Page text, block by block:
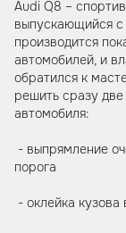
Audi Q8 –
выпускающийся с
производится
автомобилей, и
обратился к
решить сразу
автомобиля:
- выпрямление
порога
- оклейка